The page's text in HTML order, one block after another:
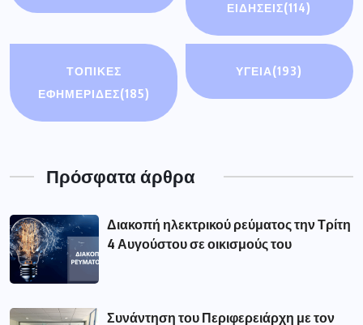
ΕΙΔΉΣΕΙΣ(114)
ΤΟΠΙΚΕΣ
ΕΦΗΜΕΡΙΔΕΣ(185)
ΥΓΕΙΑ(193)
Πρόσφατα άρθρα
Διακοπή ηλεκτρικού ρεύματος την Τρίτη
4 Αυγούστου σε οικισμούς του
Συνάντηση του Περιφερειάρχη με τον